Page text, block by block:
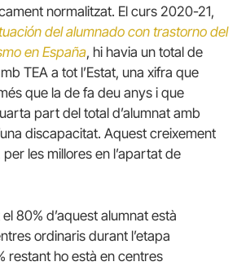
normalitzat. El curs 2020-21,
del alumnado con trastorno del
en España, hi havia un total de
TEA a tot l’Estat, una xifra que
que la de fa deu anys i que
part del total d’alumnat amb
discapacitat. Aquest creixement
per les millores en l’apartat de
80% d’aquest alumnat està
ordinaris durant l’etapa
restant ho està en centres